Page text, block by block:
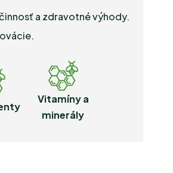
a zdravotné výhody.
Vitamíny a
minerály